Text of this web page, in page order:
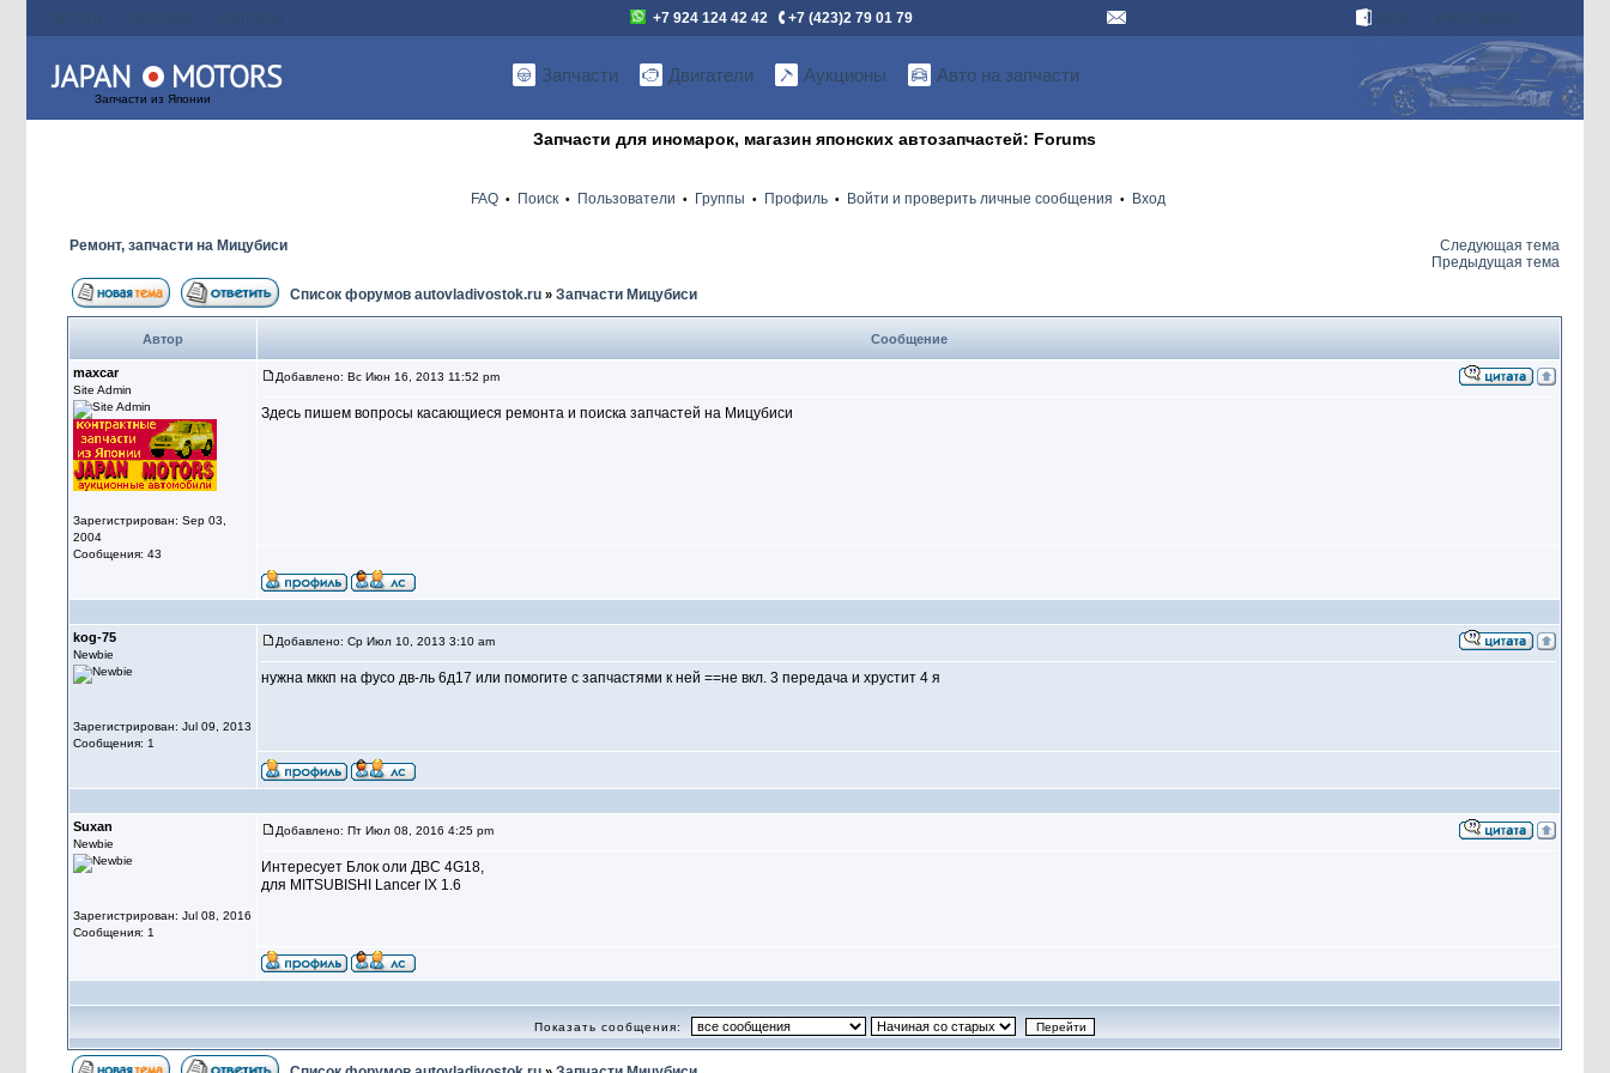
Вход Регистрация
Оплата Доставка Контакты +7 924 124 42 42 +7 (423)2 79 01 79
Запчасти из Японии
Запчасти Двигатели Аукционы Авто на запчасти
Запчасти для иномарок, магазин японских автозапчастей: Forums
FAQ • Поиск • Пользователи • Группы • Профиль • Войти и проверить личные сообщения • Вход
Ремонт, запчасти на Мицубиси
Следующая тема
Предыдущая тема
Список форумов autovladivostok.ru » Запчасти Мицубиси
Автор Сообщение
maxcar
Site Admin
Зарегистрирован: Sep 03,
2004
Сообщения: 43
Добавлено: Вс Июн 16, 2013 11:52 pm
Здесь пишем вопросы касающиеся ремонта и поиска запчастей на Мицубиси
kog-75
Newbie
Зарегистрирован: Jul 09, 2013
Сообщения: 1
Добавлено: Ср Июл 10, 2013 3:10 am
нужна мккп на фусо дв-ль 6д17 или помогите с запчастями к ней ==не вкл. 3 передача и хрустит 4 я
Suxan
Newbie
Зарегистрирован: Jul 08, 2016
Сообщения: 1
Добавлено: Пт Июл 08, 2016 4:25 pm
Интересует Блок оли ДВС 4G18,
для MITSUBISHI Lancer IX 1.6
Показать сообщения: